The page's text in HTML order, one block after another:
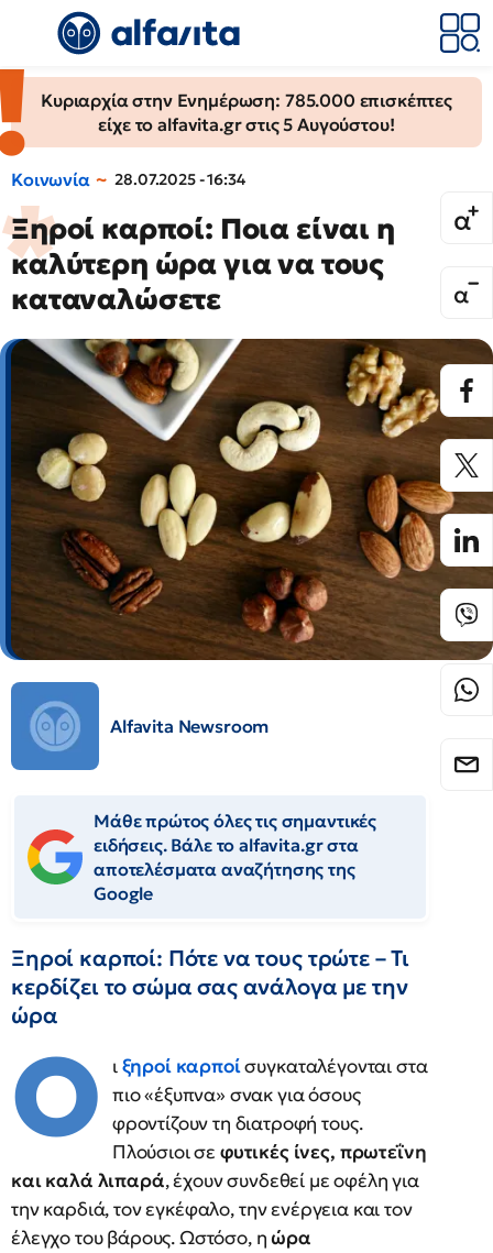
Κυριαρχία στην Ενημέρωση: 785.000 επισκέπτες
είχε το alfavita.gr στις 5 Αυγούστου!
Κοινωνία 28.07.2025 - 16:34
Ξηροί καρποί: Ποια είναι η
καλύτερη ώρα για να τους
καταναλώσετε
Alfavita Newsroom
Μάθε πρώτος όλες τις σημαντικές
ειδήσεις. Βάλε το alfavita.gr στα
αποτελέσματα αναζήτησης της
Google
Ξηροί καρποί: Πότε να τους τρώτε – Τι
κερδίζει το σώμα σας ανάλογα με την
ώρα
Ο ιξηροί καρποίσυγκαταλέγονται στα
πιο «έξυπνα» σνακ για όσους
φροντίζουν τη διατροφή τους.
Πλούσιοι σε φυτικές ίνες, πρωτεΐνη
και καλά λιπαρά, έχουν συνδεθεί με οφέλη για
την καρδιά, τον εγκέφαλο, την ενέργεια και τον
έλεγχο του βάρους. Ωστόσο, ηώρα